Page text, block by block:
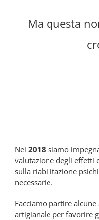
Ma questa
Nel 2018 siamo
valutazione degli effetti
sulla riabilitazione
necessarie.
Facciamo partire
artigianale per favorire